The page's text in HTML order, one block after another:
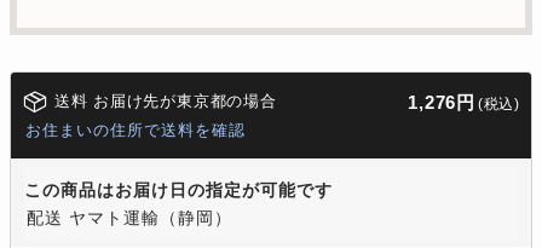
送料 お届け先が東京都の場合 1,276円 (税込)
お住まいの住所で送料を確認
この商品はお届け日の指定が可能です
配送 ヤマト運輸（静岡）